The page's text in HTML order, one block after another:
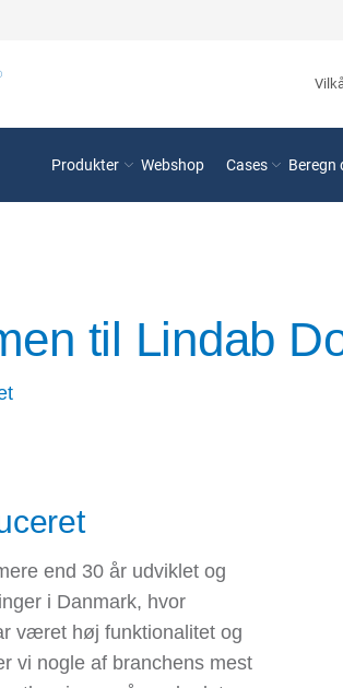
Produkter Webshop Cases Beregn
til Lindab
end 30 år udviklet og
i Danmark, hvor
været høj funktionalitet og
vi nogle af branchens mest